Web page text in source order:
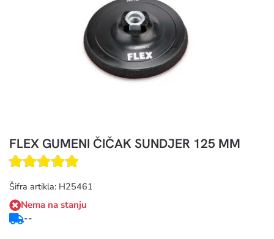
FLEX GUMENI ČIČAK SUNDJER 125 MM
Šifra artikla: H25461
Nema na stanju
--
FLEX GUMENI ČIČAK